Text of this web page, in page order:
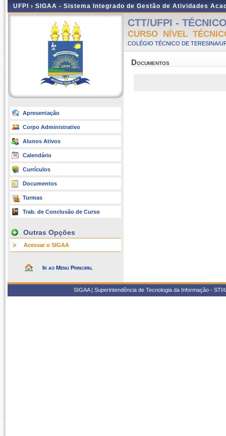
UFPI › SIGAA - Sistema Integrado de Gestão de Atividades
Apresentação
Corpo Administrativo
Alunos Ativos
Calendário
Currículos
Documentos
Turmas
Trab. de Conclusão de Curso
Outras Opções
Acessar o SIGAA
Ir ao Menu Principal
CTT/UFPI -
CURSO NÍVEL
COLÉGIO TÉCNICO DE TERESINA/
Documentos
SIGAA | Superintendência de Tecnologia da Informação -